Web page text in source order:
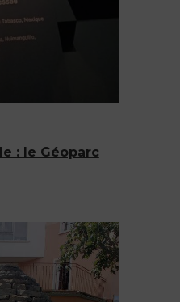
: le Géoparc